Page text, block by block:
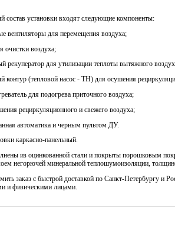
состав установки входят следующие компоненты:
вентиляторы для перемещения воздуха;
очистки воздуха;
рекуператор для утилизации теплоты вытяжного
контур (тепловой насос - ТН) для осушения
для подогрева приточного воздуха;
рециркуляционного и свежего воздуха;
автоматика и черным пультом ДУ.
каркасно-панельный.
из оцинкованной стали и покрыты порошковым
негорючей минеральной теплошумоизоляции,
заказ с быстрой доставкой по Санкт-Петербургу и
и физическими лицами.